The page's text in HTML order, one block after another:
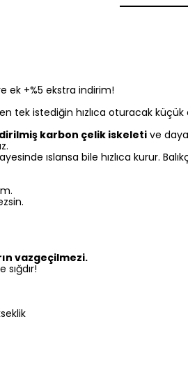
ek +%5 ekstra indirim!
tek istediğin hızlıca oturacak
karbon çelik iskeleti ve
ıslansa bile hızlıca kurur.
vazgeçilmezi.